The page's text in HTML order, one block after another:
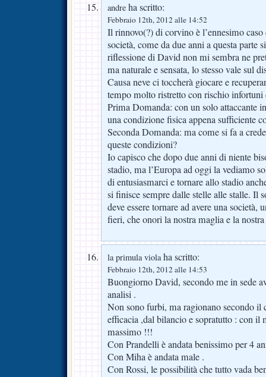
andre ha scritto:
Febbraio 12th, 2012 alle 14:52
Il rinnovo(?) di corvino è l’ennesimo
società, come da due anni a questa parte
riflessione di David non mi sembra ne
ma naturale e sensata, lo stesso vale sul
Causa neve ci toccherà giocare e
tempo molto ristretto con rischio infortuni
Prima Domanda: con un solo attaccante
una condizione fisica appena sufficiente
Seconda Domanda: ma come si fa a
queste condizioni?
Io capisco che dopo due anni di niente
stadio, ma l’Europa ad oggi la vediamo
di entusiasmarci e tornare allo stadio
si finisce sempre dalle stelle alle stalle. Il
deve essere tornare ad avere una società,
fieri, che onori la nostra maglia e la
la primula violaha scritto:
Febbraio 12th, 2012 alle 14:53
Buongiorno David, secondo me in sede
analisi .
Non sono furbi, ma ragionano secondo il
efficacia ,dal bilancio e sopratutto : con il
massimo !!!
Con Prandelli è andata benissimo per 4
Con Miha è andata male .
Con Rossi, le possibilità che tutto vada